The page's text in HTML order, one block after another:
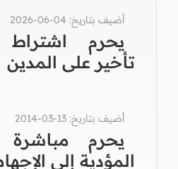
أضيف بتاريخ: 04-06-2026
يحرم اشتراط
تأخير على المدين
أضيف بتاريخ: 13-03-2014
يحرم مباشرة
المؤدية إلى